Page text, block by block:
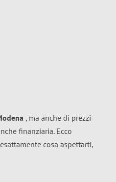
, ma anche di prezzi
finanziaria. Ecco
cosa aspettarti,